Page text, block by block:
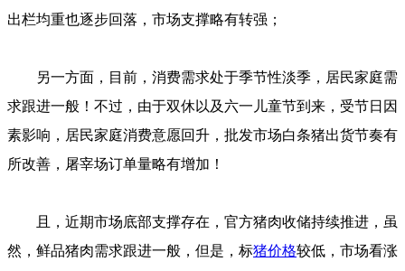
出栏均重也逐步回落，市场支撑略有转强；
另一方面，目前，消费需求处于季节性淡季，居民家庭需
求跟进一般！不过，由于双休以及六一儿童节到来，受节日因
素影响，居民家庭消费意愿回升，批发市场白条猪出货节奏有
所改善，屠宰场订单量略有增加！
且，近期市场底部支撑存在，官方猪肉收储持续推进，虽
然，鲜品猪肉需求跟进一般，但是，标猪价格较低，市场看涨